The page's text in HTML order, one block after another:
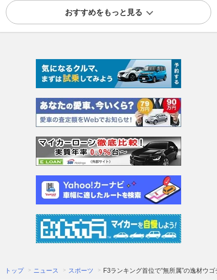
おすすめをもっと見る
トップ ニュース スポーツ F3ランキング首位で“無所属”の逸材ウ